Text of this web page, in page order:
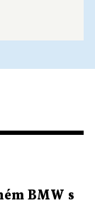
BMW s